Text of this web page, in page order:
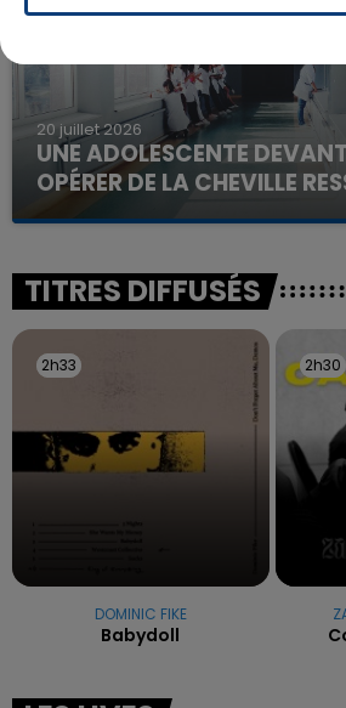
20 juillet 2026
UNE ADOLESCENTE
OPÉRER DE LA CHEVILLE
La famille a porté plainte contre
excuses.
TITRES DIFFUSÉS
2h33
2h33
DOMINIC FIKE
Babydoll
2h30
2h30